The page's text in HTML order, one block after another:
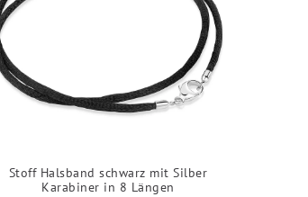
Stoff Halsband schwarz mit Silber
Karabiner in 8 Längen